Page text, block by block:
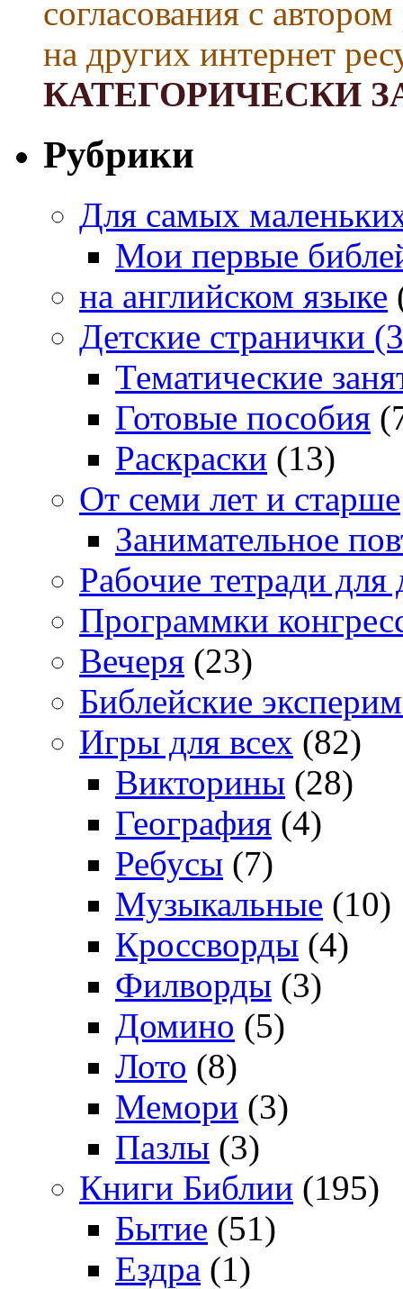
согласования с
на других интернет
КАТЕГОРИЧЕСКИ
Рубрики
Для самых
Мои первые
на английском языке
Детские странички
Тематические
Готовые пособия
Раскраски (13)
От семи лет и старше
Занимательное
Рабочие тетради для
Программки
Вечеря (23)
Библейские
Игры для всех (82)
Викторины (28)
География (4)
Ребусы (7)
Музыкальные (10)
Кроссворды (4)
Филворды (3)
Домино (5)
Лото (8)
Мемори (3)
Пазлы (3)
Книги Библии (195)
Бытие (51)
Ездра (1)